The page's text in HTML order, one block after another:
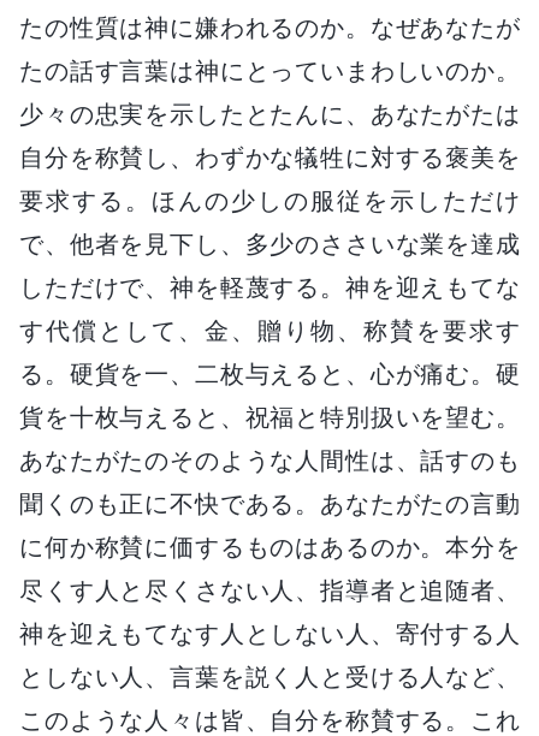
たの性質は神に嫌われるのか。なぜあなたが
たの話す言葉は神にとっていまわしいのか。
少々の忠実を示したとたんに、あなたがたは
自分を称賛し、わずかな犠牲に対する褒美を
要求する。ほんの少しの服従を示しただけ
で、他者を見下し、多少のささいな業を達成
しただけで、神を軽蔑する。神を迎えもてな
す代償として、金、贈り物、称賛を要求す
る。硬貨を一、二枚与えると、心が痛む。硬
貨を十枚与えると、祝福と特別扱いを望む。
あなたがたのそのような人間性は、話すのも
聞くのも正に不快である。あなたがたの言動
に何か称賛に価するものはあるのか。本分を
尽くす人と尽くさない人、指導者と追随者、
神を迎えもてなす人としない人、寄付する人
としない人、言葉を説く人と受ける人など、
このような人々は皆、自分を称賛する。これ